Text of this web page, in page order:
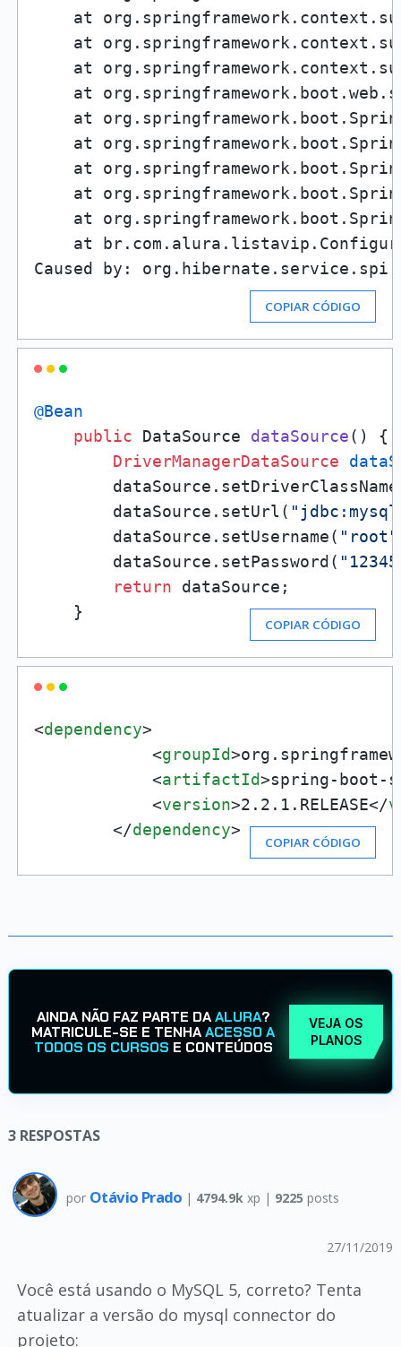
at
at
at
at
at
at
at
at
at
at
Caused by:
COPIAR CÓDIGO
@Bean
public DataSource dataSource()
{
DriverManagerDataSource
        dataSource.setUrl(
        dataSource.setUsername(
"root"
        dataSource.setPassword(
return dataSource;
    }
COPIAR CÓDIGO
<dependency>
<groupId>
<artifactId>spring-boot-
<version>2.2.1.RELEASE</
</dependency>
COPIAR CÓDIGO
AINDA NÃO FAZ PARTE DAALURA?
MATRICULE-SE E TENHAACESSO A
TODOS OS CURSOS E CONTEÚDOS
VEJA OS
PLANOS
3 RESPOSTAS
por Otávio Prado | 4794.9k xp | 9225 posts
27/11/2019
Você está usando o MySQL 5, correto? Tenta
atualizar a versão do mysql connector do
projeto: